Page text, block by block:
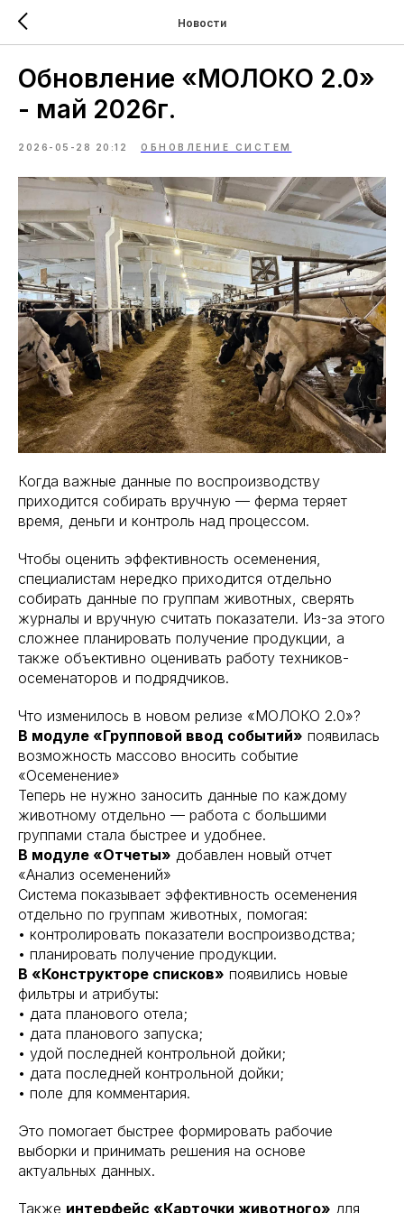
Новости
Обновление «МОЛОКО 2.0»
- май 2026г.
2026-05-28 20:12 ОБНОВЛЕНИЕ СИСТЕМ
Когда важные данные по воспроизводству
приходится собирать вручную — ферма теряет
время, деньги и контроль над процессом.
Чтобы оценить эффективность осеменения,
специалистам нередко приходится отдельно
собирать данные по группам животных, сверять
журналы и вручную считать показатели. Из-за этого
сложнее планировать получение продукции, а
также объективно оценивать работу техников-
осеменаторов и подрядчиков.
Что изменилось в новом релизе «МОЛОКО 2.0»?
В модуле «Групповой ввод событий» появилась
возможность массово вносить событие
«Осеменение»
Теперь не нужно заносить данные по каждому
животному отдельно — работа с большими
группами стала быстрее и удобнее.
В модуле «Отчеты» добавлен новый отчет
«Анализ осеменений»
Система показывает эффективность осеменения
отдельно по группам животных, помогая:
• контролировать показатели воспроизводства;
• планировать получение продукции.
В «Конструкторе списков» появились новые
фильтры и атрибуты:
• дата планового отела;
• дата планового запуска;
• удой последней контрольной дойки;
• дата последней контрольной дойки;
• поле для комментария.
Это помогает быстрее формировать рабочие
выборки и принимать решения на основе
актуальных данных.
Также интерфейс «Карточки животного» для